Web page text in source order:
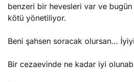
benzeri bir hevesleri var ve bugün
kötü yönetiliyor.
Beni şahsen soracak olursan…
Bir cezaevinde ne kadar iyi